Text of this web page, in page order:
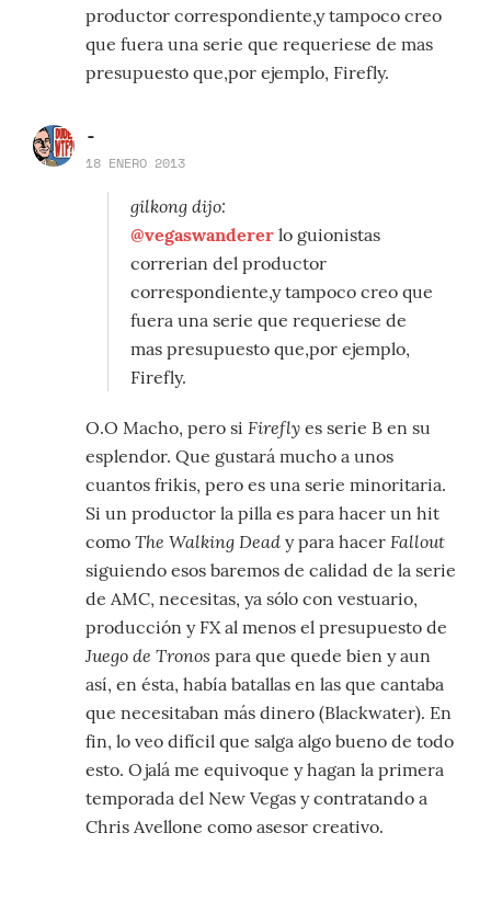
productor correspondiente,y tampoco creo
que fuera una serie que requeriese de mas
presupuesto que,por ejemplo, Firefly.
-
18 ENERO 2013
gilkong dijo:
@vegaswanderer lo guionistas
correrian del productor
correspondiente,y tampoco creo que
fuera una serie que requeriese de
mas presupuesto que,por ejemplo,
Firefly.
O.O Macho, pero si Firefly es serie B en su
esplendor. Que gustará mucho a unos
cuantos frikis, pero es una serie minoritaria.
Si un productor la pilla es para hacer un hit
como The Walking Dead y para hacer Fallout
siguiendo esos baremos de calidad de la serie
de AMC, necesitas, ya sólo con vestuario,
producción y FX al menos el presupuesto de
Juego de Tronos para que quede bien y aun
así, en ésta, había batallas en las que cantaba
que necesitaban más dinero (Blackwater). En
fin, lo veo difícil que salga algo bueno de todo
esto. Ojalá me equivoque y hagan la primera
temporada del New Vegas y contratando a
Chris Avellone como asesor creativo.